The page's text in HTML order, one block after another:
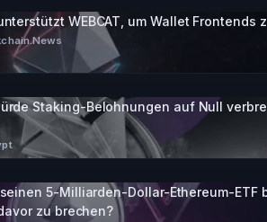
WEBCAT, um Wallet Frontends
Staking-Belohnungen auf Null
5-Milliarden-Dollar-Ethereum-ETF
zu brechen?